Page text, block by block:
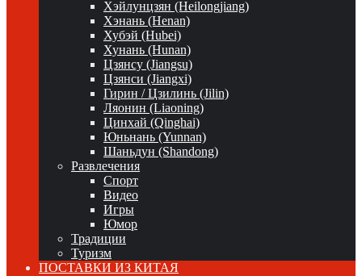
Хэйлунцзян (Heilongjiang)
Хэнань (Henan)
Хубэй (Hubei)
Хунань (Hunan)
Цзянсу (Jiangsu)
Цзянси (Jiangxi)
Гирин / Цзилинь (Jilin)
Ляонин (Liaoning)
Цинхай (Qinghai)
Юньнань (Yunnan)
Шаньдун (Shandong)
Развлечения
Спорт
Видео
Игры
Юмор
Традиции
Туризм
ПОСТАВКИ ИЗ КИТАЯ